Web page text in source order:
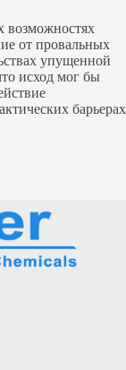
возможностях
от провальных
упущенной
исход мог бы
барьерах